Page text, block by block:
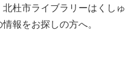
杜市ライブラリーはくしゅ
報をお探しの方へ。